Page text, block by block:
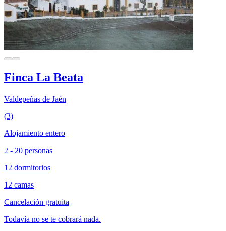
Finca La Beata
Valdepeñas de Jaén
(3)
Alojamiento entero
2 - 20 personas
12 dormitorios
12 camas
Cancelación gratuita
Todavía no se te cobrará nada.